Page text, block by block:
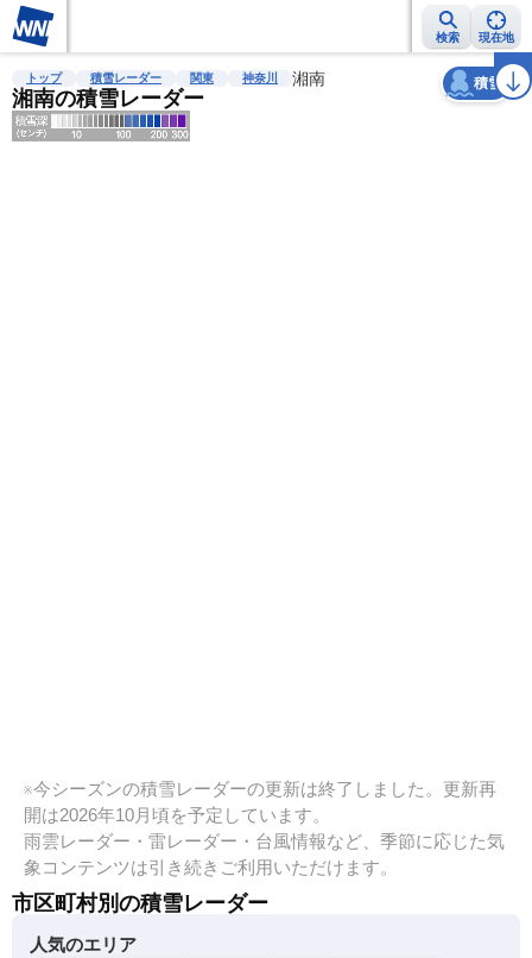
検索 現在地
雨雲レーダー 台風情報 地震情報 警報・注意報 2週間天気 ラ
トップ 積雪レーダー 関東 神奈川 湘南
湘南の積雪レーダー
積雪
天気 台風
※今シーズンの積雪レーダーの更新は終了しました。更新再
開は2026年10月頃を予定しています。
雨雲レーダー・雷レーダー・台風情報など、季節に応じた気
象コンテンツは引き続きご利用いただけます。
市区町村別の積雪レーダー
人気のエリア